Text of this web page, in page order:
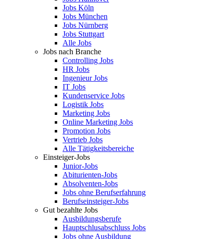
Jobs Köln
Jobs München
Jobs Nürnberg
Jobs Stuttgart
Alle Jobs
Jobs nach Branche
Controlling Jobs
HR Jobs
Ingenieur Jobs
IT Jobs
Kundenservice Jobs
Logistik Jobs
Marketing Jobs
Online Marketing Jobs
Promotion Jobs
Vertrieb Jobs
Alle Tätigkeitsbereiche
Einsteiger-Jobs
Junior-Jobs
Abiturienten-Jobs
Absolventen-Jobs
Jobs ohne Berufserfahrung
Berufseinsteiger-Jobs
Gut bezahlte Jobs
Ausbildungsberufe
Hauptschlusabschluss Jobs
Jobs ohne Ausbildung